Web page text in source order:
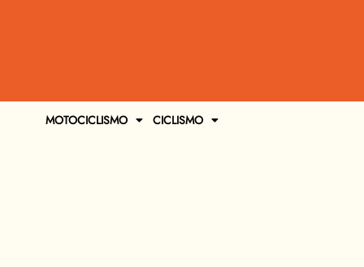
MOTOCICLISMO CICLISMO